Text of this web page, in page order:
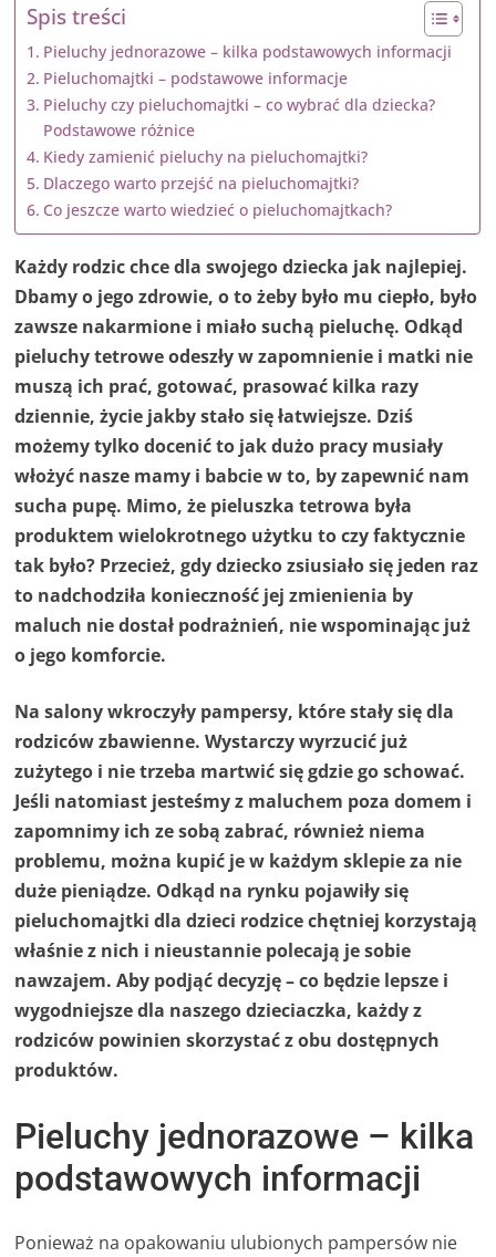
Spis treści
Pieluchy jednorazowe – kilka podstawowych informacji
Pieluchomajtki – podstawowe informacje
Pieluchy czy pieluchomajtki – co wybrać dla dziecka?
Podstawowe różnice
Kiedy zamienić pieluchy na pieluchomajtki?
Dlaczego warto przejść na pieluchomajtki?
Co jeszcze warto wiedzieć o pieluchomajtkach?
Każdy rodzic chce dla swojego dziecka jak najlepiej.
Dbamy o jego zdrowie, o to żeby było mu ciepło, było
zawsze nakarmione i miało suchą pieluchę. Odkąd
pieluchy tetrowe odeszły w zapomnienie i matki nie
muszą ich prać, gotować, prasować kilka razy
dziennie, życie jakby stało się łatwiejsze. Dziś
możemy tylko docenić to jak dużo pracy musiały
włożyć nasze mamy i babcie w to, by zapewnić nam
sucha pupę. Mimo, że pieluszka tetrowa była
produktem wielokrotnego użytku to czy faktycznie
tak było? Przecież, gdy dziecko zsiusiało się jeden raz
to nadchodziła konieczność jej zmienienia by
maluch nie dostał podrażnień, nie wspominając już
o jego komforcie.
Na salony wkroczyły pampersy, które stały się dla
rodziców zbawienne. Wystarczy wyrzucić już
zużytego i nie trzeba martwić się gdzie go schować.
Jeśli natomiast jesteśmy z maluchem poza domem i
zapomnimy ich ze sobą zabrać, również niema
problemu, można kupić je w każdym sklepie za nie
duże pieniądze. Odkąd na rynku pojawiły się
pieluchomajtki dla dzieci rodzice chętniej korzystają
właśnie z nich i nieustannie polecają je sobie
nawzajem. Aby podjąć decyzję – co będzie lepsze i
wygodniejsze dla naszego dzieciaczka, każdy z
rodziców powinien skorzystać z obu dostępnych
produktów.
Pieluchy jednorazowe – kilka
podstawowych informacji
Ponieważ na opakowaniu ulubionych pampersów nie